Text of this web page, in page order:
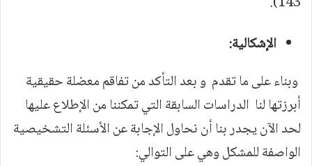
الإشكالية:
وبناء على ما تقدم و بعد التأكد من تفاقم معضلة حقيقية
أبرزتها لنا الدراسات السابقة التي تمكننا من الإطلاع عليها
لحد الآن يجدر بنا أن نحاول الإجابة عن الأسئلة التشخيصية
الواصفة للمشكل وهي على التوالي: